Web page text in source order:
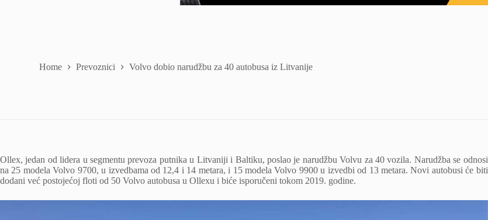
Home Prevoznici Volvo dobio narudžbu za 40 autobusa iz Litvanije
Ollex, jedan od lidera u segmentu prevoza putnika u Litvaniji i Baltiku, poslao je narudžbu Volvu za 40 vozila. Narudžba se odnosi
na 25 modela Volvo 9700, u izvedbama od 12,4 i 14 metara, i 15 modela Volvo 9900 u izvedbi od 13 metara. Novi autobusi će biti
dodani već postojećoj floti od 50 Volvo autobusa u Ollexu i biće isporučeni tokom 2019. godine.